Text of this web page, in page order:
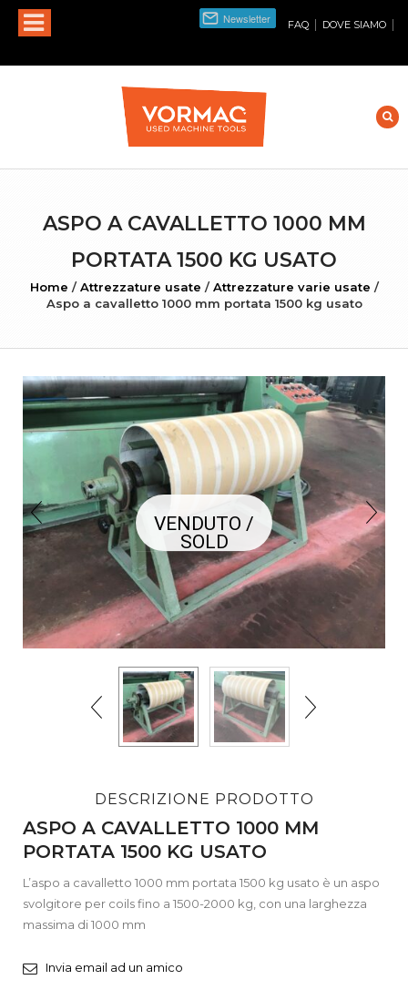
FAQ | DOVE SIAMO |
ASPO A CAVALLETTO 1000 MM
PORTATA 1500 KG USATO
Home / Attrezzature usate / Attrezzature varie usate /
Aspo a cavalletto 1000 mm portata 1500 kg usato
VENDUTO /
SOLD
DESCRIZIONE PRODOTTO
ASPO A CAVALLETTO 1000 MM
PORTATA 1500 KG USATO
L’aspo a cavalletto 1000 mm portata 1500 kg usato è un aspo
svolgitore per coils fino a 1500-2000 kg, con una larghezza
massima di 1000 mm
Invia email ad un amico